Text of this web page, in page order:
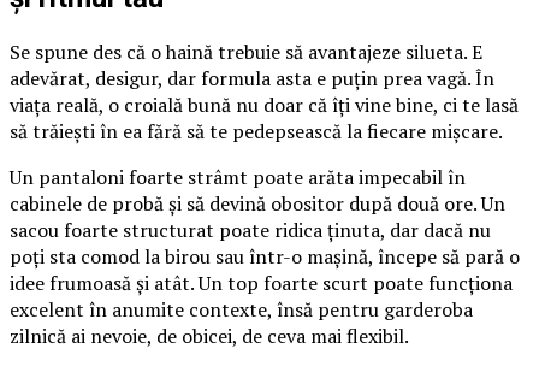
Se spune des că o haină trebuie să avantajeze silueta. E
adevărat, desigur, dar formula asta e puțin prea vagă. În
viața reală, o croială bună nu doar că îți vine bine, ci te lasă
să trăiești în ea fără să te pedepsească la fiecare mișcare.
Un pantaloni foarte strâmt poate arăta impecabil în
cabinele de probă și să devină obositor după două ore. Un
sacou foarte structurat poate ridica ținuta, dar dacă nu
poți sta comod la birou sau într-o mașină, începe să pară o
idee frumoasă și atât. Un top foarte scurt poate funcționa
excelent în anumite contexte, însă pentru garderoba
zilnică ai nevoie, de obicei, de ceva mai flexibil.